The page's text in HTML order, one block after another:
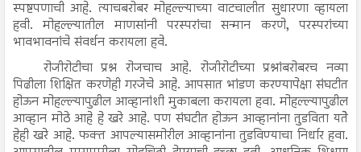
स्पष्टपणाची आहे. त्याचबरोबर मोहल्ल्याच्या वाटचालीत सुधारणा व्हायला
हवी. मोहल्ल्यातील माणसांनी परस्परांचा सन्मान करणे, परस्परांच्या
भावभावनांचे संवर्धन करायला हवे.
रोजीरोटीचा प्रश्न रोजचाच आहे. रोजीरोटीच्या प्रश्नांबरोबरच नव्या
पिढीला शिक्षित करणेही गरजेचे आहे. आपसात भांडण करण्यापेक्षा संघटीत
होऊन मोहल्ल्यापुढील आव्हानांशी मुकाबला करायला हवा. मोहल्ल्यापुढील
आव्हान मोठे आहे हे खरे आहे. पण संघटीत होऊन आव्हानांना तुडविता यतेे
हेही खरे आहे. फक्त आपल्यासमोरील आव्हानांना तुडविण्याचा निर्धार हवा.